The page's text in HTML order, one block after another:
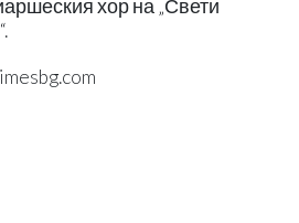
хор на „Свети